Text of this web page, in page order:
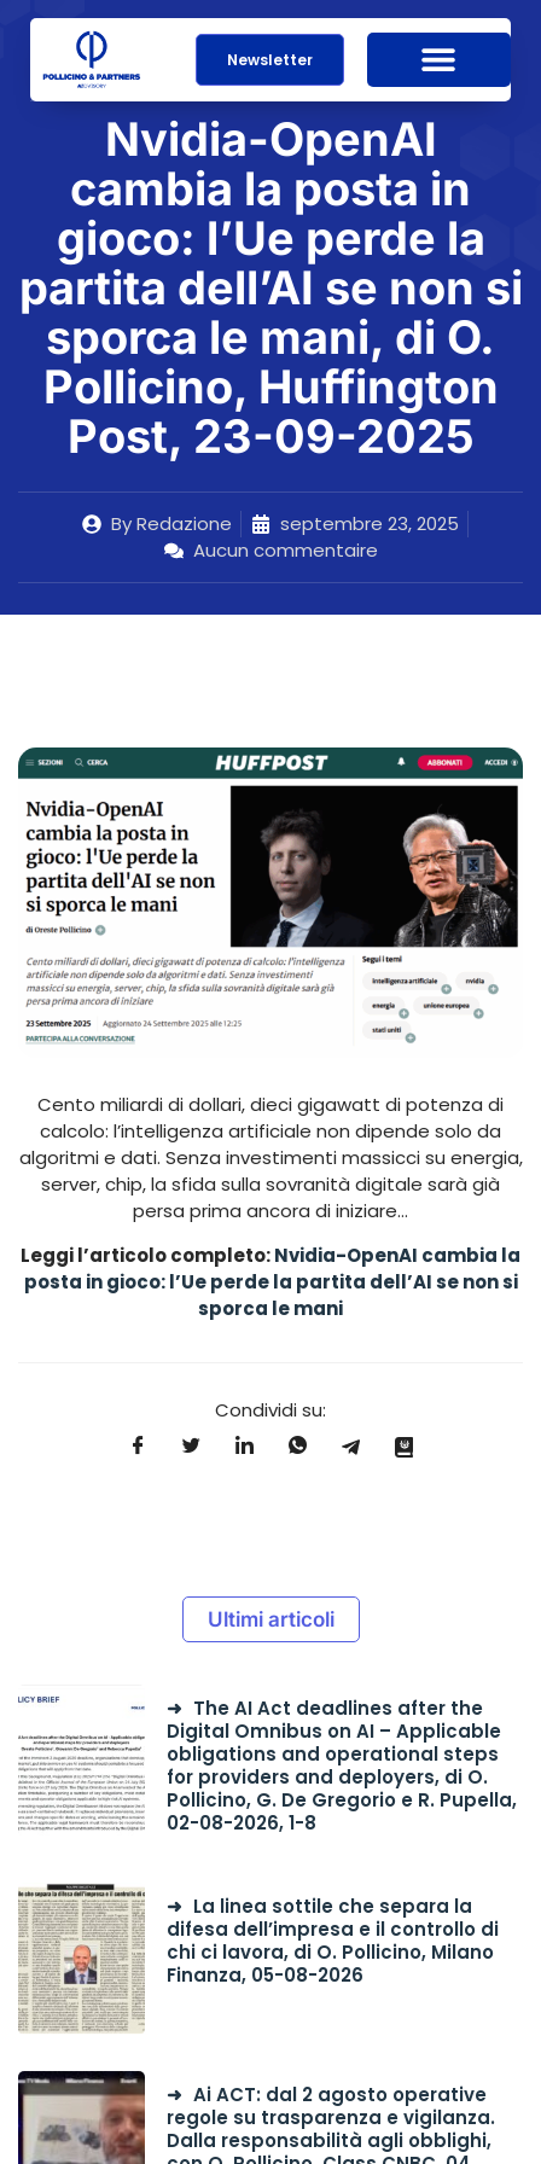
Newsletter
Nvidia-OpenAI
cambia la posta in
gioco: l’Ue perde la
partita dell’AI se non si
sporca le mani, di O.
Pollicino, Huffington
Post, 23-09-2025
ByRedazione
septembre 23, 2025
Aucun commentaire
Cento miliardi di dollari, dieci gigawatt di potenza di
calcolo: l’intelligenza artificiale non dipende solo da
algoritmi e dati. Senza investimenti massicci su energia,
server, chip, la sfida sulla sovranità digitale sarà già
persa prima ancora di iniziare…
Leggi l’articolo completo:Nvidia-OpenAI cambia la
posta in gioco: l’Ue perde la partita dell’AI se non si
sporca le mani
Condividi su:
Ultimi articoli
The AI Act deadlines after the
Digital Omnibus on AI – Applicable
obligations and operational steps
for providers and deployers, di O.
Pollicino, G. De Gregorio e R. Pupella,
02-08-2026, 1-8
La linea sottile che separa la
difesa dell’impresa e il controllo di
chi ci lavora, di O. Pollicino, Milano
Finanza, 05-08-2026
Ai ACT: dal 2 agosto operative
regole su trasparenza e vigilanza.
Dalla responsabilità agli obblighi,